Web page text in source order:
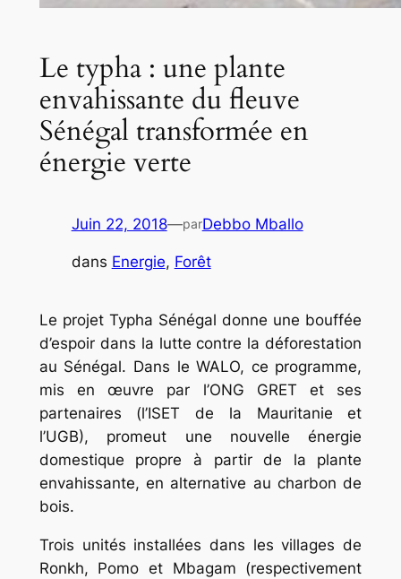
Le typha : une plante
envahissante du fleuve
Sénégal transformée en
énergie verte
Juin 22, 2018—parDebbo Mballo
dans Energie, Forêt
Le projet Typha Sénégal donne une bouffée
d’espoir dans la lutte contre la déforestation
au Sénégal. Dans le WALO, ce programme,
mis en œuvre par l’ONG GRET et ses
partenaires (l’ISET de la Mauritanie et
l’UGB), promeut une nouvelle énergie
domestique propre à partir de la plante
envahissante, en alternative au charbon de
bois.
Trois unités installées dans les villages de
Ronkh, Pomo et Mbagam (respectivement